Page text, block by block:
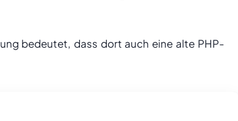
bedeutet, dass dort auch eine alte PHP-